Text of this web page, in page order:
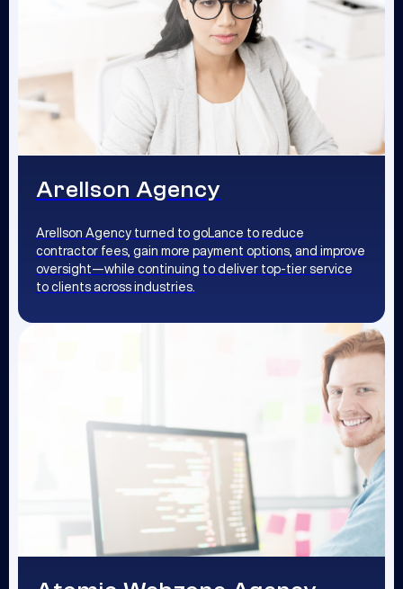
Arellson Agency
Arellson Agency turned to goLance to reduce
contractor fees, gain more payment options, and improve
oversight—while continuing to deliver top-tier service
to clients across industries.